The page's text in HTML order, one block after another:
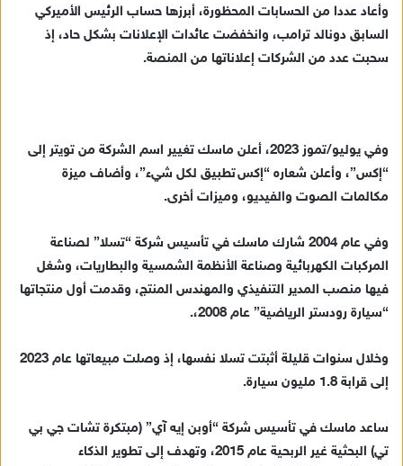
وأعاد عددا من الحسابات المحظورة، أبرزها حساب الرئيس الأميركي
السابق دونالد ترامب، وانخفضت عائدات الإعلانات بشكل حاد، إذ
سحبت عدد من الشركات إعلاناتها من المنصة.
وفي يوليو/تموز 2023، أعلن ماسك تغيير اسم الشركة من تويتر إلى
“إكس”، وأعلن شعاره “إكس تطبيق لكل شيء”، وأضاف ميزة
مكالمات الصوت والفيديو، وميزات أخرى.
وفي عام 2004 شارك ماسك في تأسيس شركة “تسلا” لصناعة
المركبات الكهربائية وصناعة الأنظمة الشمسية والبطاريات، وشغل
فيها منصب المدير التنفيذي والمهندس المنتج، وقدمت أول منتجاتها
“سيارة رودستر الرياضية” عام 2008،.
وخلال سنوات قليلة أثبتت تسلا نفسها، إذ وصلت مبيعاتها عام 2023
إلى قرابة 1.8 مليون سيارة.
ساعد ماسك في تأسيس شركة “أوبن إيه آي” (مبتكرة تشات جي بي
تي) البحثية غير الربحية عام 2015، وتهدف إلى تطوير الذكاء